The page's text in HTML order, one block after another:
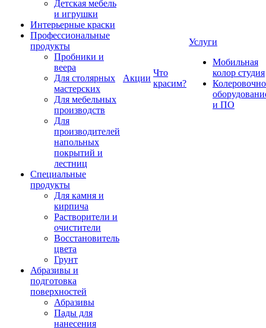
Детская мебель
и игрушки
Интерьерные краски
Профессиональные
продукты
Пробники и
веера
Для столярных
мастерских
Для мебельных
производств
Для
производителей
напольных
покрытий и
лестниц
Специальные
продукты
Для камня и
кирпича
Растворители и
очистители
Восстановитель
цвета
Грунт
Абразивы и
подготовка
поверхностей
Абразивы
Пады для
нанесения
Акции
Что
красим?
Услуги
Мобильная
колор студия
и ПО